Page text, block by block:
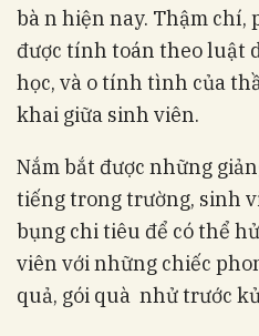
bà n hiện nay. Thậm chí,
được tính toán theo luật
học, và o tính tình của
khai giữa sinh viên.
Nắm bắt được những
tiếng trong trường, sinh
bụng chi tiêu để có thể
viên với những chiếc
quả, gói quà nhử trước